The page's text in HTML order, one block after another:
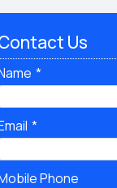
Us
Phone